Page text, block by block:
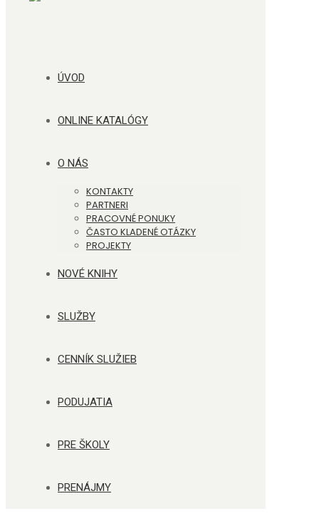
ÚVOD
ONLINE KATALÓGY
O NÁS
KONTAKTY
PARTNERI
PRACOVNÉ PONUKY
ČASTO KLADENÉ OTÁZKY
PROJEKTY
NOVÉ KNIHY
SLUŽBY
CENNÍK SLUŽIEB
PODUJATIA
PRE ŠKOLY
PRENÁJMY